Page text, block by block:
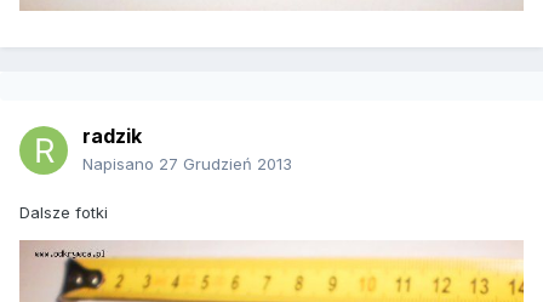
radzik
Napisano 27 Grudzień 2013
Dalsze fotki